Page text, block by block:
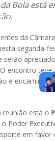
Bola está
da
segunda-
encontro
e encaminhá-
reunião está o
Poder
em favor